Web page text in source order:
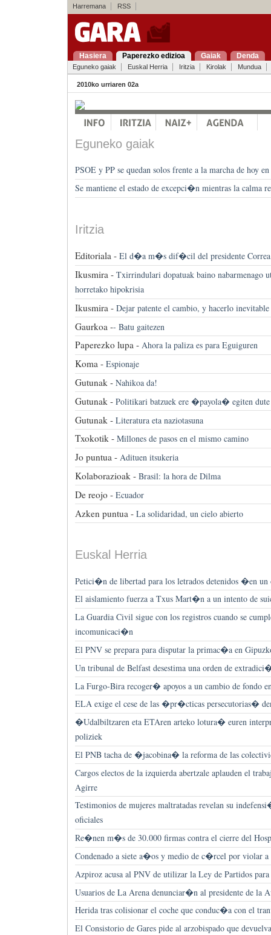
Harremana RSS
Hasiera Paperezko edizioa Gaiak Denda
Eguneko gaiak Euskal Herria Iritzia Kirolak Mundua
2010ko urriaren 02a
Eguneko gaiak
PSOE y PP se quedan solos frente a la marcha de hoy
Se mantiene el estado de excepci�n mientras la calma
Iritzia
Editoriala - El d�a m�s dif�cil del presidente Correa
Ikusmira - Txirrindulari dopatuak baino nabarmenago
horretako hipokrisia
Ikusmira - Dejar patente el cambio, y hacerlo inevitable
Gaurkoa -- Batu gaitezen
Paperezko lupa - Ahora la paliza es para Eguiguren
Koma - Espionaje
Gutunak - Nahikoa da!
Gutunak - Politikari batzuek ere �payola� egiten dute
Gutunak - Literatura eta naziotasuna
Txokotik - Millones de pasos en el mismo camino
Jo puntua - Adituen itsukeria
Kolaborazioak - Brasil: la hora de Dilma
De reojo - Ecuador
Azken puntua - La solidaridad, un cielo abierto
Euskal Herria
Petici�n de libertad para los letrados detenidos �en
El aislamiento fuerza a Txus Mart�n a un intento de
La Guardia Civil sigue con los registros cuando se
incomunicaci�n
El PNV se prepara para disputar la primac�a en
Un tribunal de Belfast desestima una orden de
La Furgo-Bira recoger� apoyos a un cambio de fondo
ELA exige el cese de las �pr�cticas persecutorias�
�Udalbiltzaren eta ETAren arteko lotura� euren
poliziek
El PNB tacha de �jacobina� la reforma de las
Cargos electos de la izquierda abertzale aplauden el
Agirre
Testimonios de mujeres maltratadas revelan su
oficiales
Re�nen m�s de 30.000 firmas contra el cierre del
Condenado a siete a�os y medio de c�rcel por violar a
Azpiroz acusa al PNV de utilizar la Ley de Partidos para
Usuarios de La Arena denunciar�n al presidente de la
Herida tras colisionar el coche que conduc�a con el
El Consistorio de Gares pide al arzobispado que